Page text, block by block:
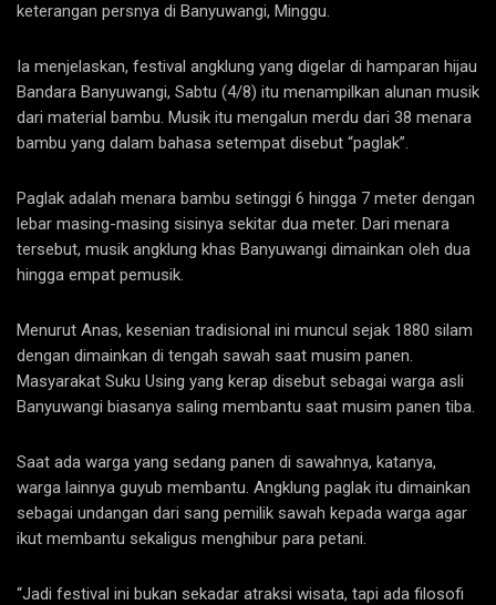
keterangan persnya di Banyuwangi, Minggu.
Ia menjelaskan, festival angklung yang digelar di hamparan hijau
Bandara Banyuwangi, Sabtu (4/8) itu menampilkan alunan musik
dari material bambu. Musik itu mengalun merdu dari 38 menara
bambu yang dalam bahasa setempat disebut “paglak”.
Paglak adalah menara bambu setinggi 6 hingga 7 meter dengan
lebar masing-masing sisinya sekitar dua meter. Dari menara
tersebut, musik angklung khas Banyuwangi dimainkan oleh dua
hingga empat pemusik.
Menurut Anas, kesenian tradisional ini muncul sejak 1880 silam
dengan dimainkan di tengah sawah saat musim panen.
Masyarakat Suku Using yang kerap disebut sebagai warga asli
Banyuwangi biasanya saling membantu saat musim panen tiba.
Saat ada warga yang sedang panen di sawahnya, katanya,
warga lainnya guyub membantu. Angklung paglak itu dimainkan
sebagai undangan dari sang pemilik sawah kepada warga agar
ikut membantu sekaligus menghibur para petani.
“Jadi festival ini bukan sekadar atraksi wisata, tapi ada filosofi